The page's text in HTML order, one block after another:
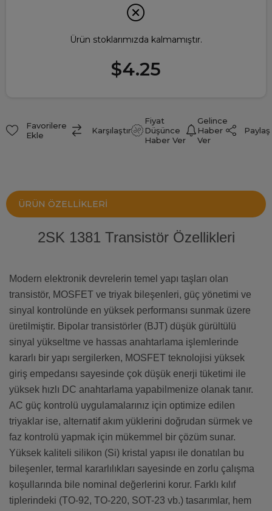
Ürün stoklarımızda kalmamıştır.
$4.25
Favorilere
Ekle
Karşılaştır
Fiyat
Düşünce
Haber Ver
Gelince
Haber
Ver
Paylaş
ÜRÜN ÖZELLIKLERI
2SK 1381 Transistör Özellikleri
Modern elektronik devrelerin temel yapı taşları olan
transistör, MOSFET ve triyak bileşenleri, güç yönetimi ve
sinyal kontrolünde en yüksek performansı sunmak üzere
üretilmiştir. Bipolar transistörler (BJT) düşük gürültülü
sinyal yükseltme ve hassas anahtarlama işlemlerinde
kararlı bir yapı sergilerken, MOSFET teknolojisi yüksek
giriş empedansı sayesinde çok düşük enerji tüketimi ile
yüksek hızlı DC anahtarlama yapabilmenize olanak tanır.
AC güç kontrolü uygulamalarınız için optimize edilen
triyaklar ise, alternatif akım yüklerini doğrudan sürmek ve
faz kontrolü yapmak için mükemmel bir çözüm sunar.
Yüksek kaliteli silikon (Si) kristal yapısı ile donatılan bu
bileşenler, termal kararlılıkları sayesinde en zorlu çalışma
koşullarında bile nominal değerlerini korur. Farklı kılıf
tiplerindeki (TO-92, TO-220, SOT-23 vb.) tasarımlar, hem